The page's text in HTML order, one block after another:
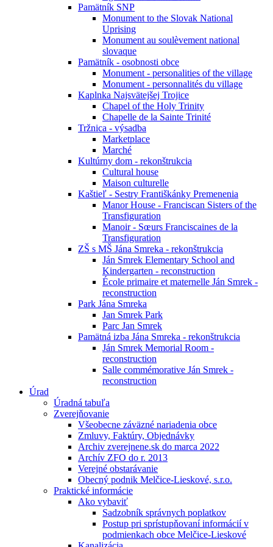
Pamätník SNP
Monument to the Slovak National
Uprising
Monument au soulèvement national
slovaque
Pamätník - osobnosti obce
Monument - personalities of the village
Monument - personnalités du village
Kaplnka Najsvätejšej Trojice
Chapel of the Holy Trinity
Chapelle de la Sainte Trinité
Tržnica - výsadba
Marketplace
Marché
Kultúrny dom - rekonštrukcia
Cultural house
Maison culturelle
Kaštieľ - Sestry Františkánky Premenenia
Manor House - Franciscan Sisters of the
Transfiguration
Manoir - Sœurs Franciscaines de la
Transfiguration
ZŠ s MŠ Jána Smreka - rekonštrukcia
Ján Smrek Elementary School and
Kindergarten - reconstruction
École primaire et maternelle Ján Smrek -
reconstruction
Park Jána Smreka
Jan Smrek Park
Parc Jan Smrek
Pamätná izba Jána Smreka - rekonštrukcia
Ján Smrek Memorial Room -
reconstruction
Salle commémorative Ján Smrek -
reconstruction
Úrad
Úradná tabuľa
Zverejňovanie
Všeobecne záväzné nariadenia obce
Zmluvy, Faktúry, Objednávky
Archiv zverejnene.sk do marca 2022
Archív ZFO do r. 2013
Verejné obstarávanie
Obecný podnik Melčice-Lieskové, s.r.o.
Praktické informácie
Ako vybaviť
Sadzobník správnych poplatkov
Postup pri sprístupňovaní informácií v
podmienkach obce Melčice-Lieskové